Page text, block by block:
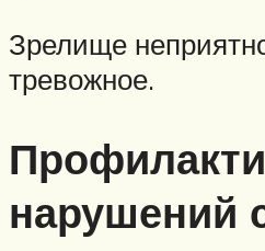
Зрелище
тревожное.
нарушений